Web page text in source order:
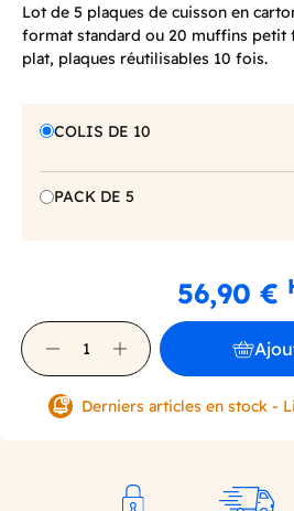
Lot de 5 plaques de cuisson en
format standard ou 20 muffins petit
plat, plaques réutilisables 10 fois.
COLIS DE 10
PACK DE 5
56,90 €
Derniers articles en stock -